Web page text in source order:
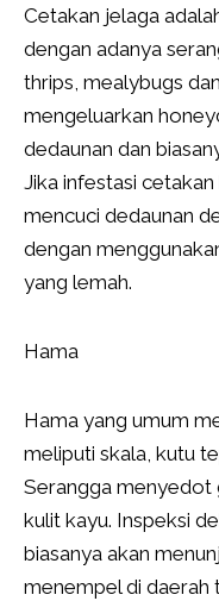
Cetakan jelaga
dengan adanya
thrips, mealybugs
mengeluarkan
dedaunan dan
Jika infestasi
mencuci dedaunan
dengan
yang lemah.
Hama
Hama yang umum
meliputi skala, kutu
Serangga menyedot
kulit kayu. Inspeksi
biasanya akan
menempel di daerah